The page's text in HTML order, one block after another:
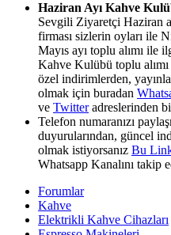
Haziran Ayı Kahve
Sevgili Ziyaretçi Haziran
firması sizlerin oyları ile
Mayıs ayı toplu alımı ile
Kahve Kulübü toplu
özel indirimlerden,
olmak için buradan
ve Twitteradreslerinden
Telefon numaranızı
duyurularından, güncel
olmak istiyorsanız Bu
Whatsapp Kanalını takip
Forumlar
Kahve
Elektrikli Kahve Cihazları